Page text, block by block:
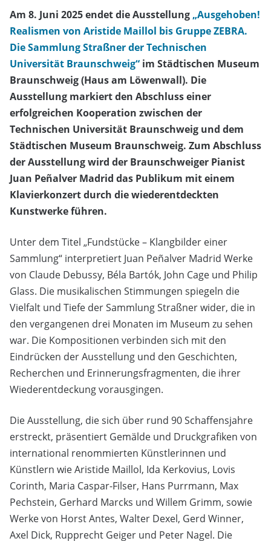
Am 8. Juni 2025 endet die Ausstellung „Ausgehoben!
Realismen von Aristide Maillol bis Gruppe ZEBRA.
Die Sammlung Straßner der Technischen
Universität Braunschweig“ im Städtischen Museum
Braunschweig (Haus am Löwenwall). Die
Ausstellung markiert den Abschluss einer
erfolgreichen Kooperation zwischen der
Technischen Universität Braunschweig und dem
Städtischen Museum Braunschweig. Zum Abschluss
der Ausstellung wird der Braunschweiger Pianist
Juan Peñalver Madrid das Publikum mit einem
Klavierkonzert durch die wiederentdeckten
Kunstwerke führen.
Unter dem Titel „Fundstücke – Klangbilder einer
Sammlung“ interpretiert Juan Peñalver Madrid Werke
von Claude Debussy, Béla Bartók, John Cage und Philip
Glass. Die musikalischen Stimmungen spiegeln die
Vielfalt und Tiefe der Sammlung Straßner wider, die in
den vergangenen drei Monaten im Museum zu sehen
war. Die Kompositionen verbinden sich mit den
Eindrücken der Ausstellung und den Geschichten,
Recherchen und Erinnerungsfragmenten, die ihrer
Wiederentdeckung vorausgingen.
Die Ausstellung, die sich über rund 90 Schaffensjahre
erstreckt, präsentiert Gemälde und Druckgrafiken von
international renommierten Künstlerinnen und
Künstlern wie Aristide Maillol, Ida Kerkovius, Lovis
Corinth, Maria Caspar-Filser, Hans Purrmann, Max
Pechstein, Gerhard Marcks und Willem Grimm, sowie
Werke von Horst Antes, Walter Dexel, Gerd Winner,
Axel Dick, Rupprecht Geiger und Peter Nagel. Die